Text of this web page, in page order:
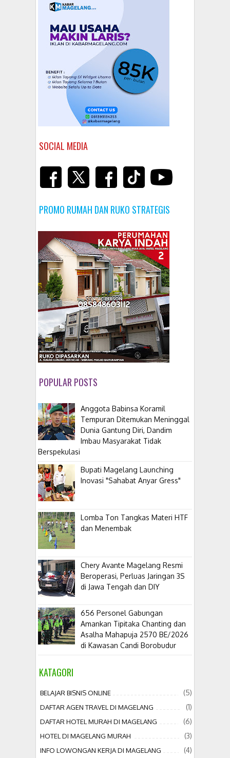
SOCIAL MEDIA
PROMO RUMAH DAN RUKO STRATEGIS
POPULAR POSTS
Anggota Babinsa Koramil
Tempuran Ditemukan Meninggal
Dunia Gantung Diri, Dandim
Imbau Masyarakat Tidak
Berspekulasi
Bupati Magelang Launching
Inovasi "Sahabat Anyar Gress"
Lomba Ton Tangkas Materi HTF
dan Menembak
​Chery Avante Magelang Resmi
Beroperasi, Perluas Jaringan 3S
di Jawa Tengah dan DIY
656 Personel Gabungan
Amankan Tipitaka Chanting dan
Asalha Mahapuja 2570 BE/2026
di Kawasan Candi Borobudur
KATAGORI
BELAJAR BISNIS ONLINE (5)
DAFTAR AGEN TRAVEL DI MAGELANG (1)
DAFTAR HOTEL MURAH DI MAGELANG (6)
HOTEL DI MAGELANG MURAH (3)
INFO LOWONGAN KERJA DI MAGELANG (4)